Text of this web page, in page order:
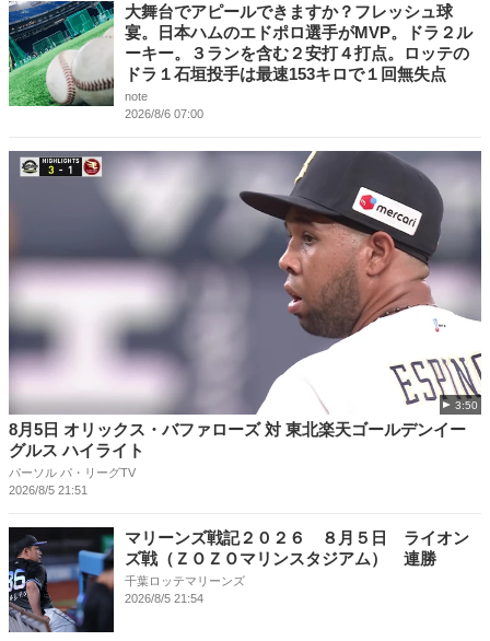
大舞台でアピールできますか？フレッシュ球
宴。日本ハムのエドポロ選手がMVP。ドラ２ル
ーキー。３ランを含む２安打４打点。ロッテの
ドラ１石垣投手は最速153キロで１回無失点
note
2026/8/6 07:00
3:50
8月5日 オリックス・バファローズ 対 東北楽天ゴールデンイー
グルス ハイライト
パーソル パ・リーグTV
2026/8/5 21:51
マリーンズ戦記２０２６ ８月５日 ライオン
ズ戦（ＺＯＺＯマリンスタジアム） 連勝
千葉ロッテマリーンズ
2026/8/5 21:54